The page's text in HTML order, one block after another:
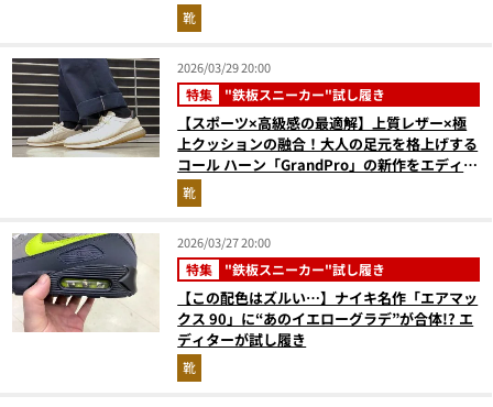
靴
2026/03/29 20:00
特集 "鉄板スニーカー"試し履き
【スポーツ×高級感の最適解】上質レザー×極
上クッションの融合！大人の足元を格上げする
コール ハーン「GrandPro」の新作をエディタ
ーが試し履き
靴
2026/03/27 20:00
特集 "鉄板スニーカー"試し履き
【この配色はズルい…】ナイキ名作「エアマッ
クス 90」に“あのイエローグラデ”が合体!? エ
ディターが試し履き
靴